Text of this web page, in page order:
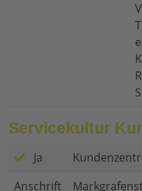
Servicekultur
Ja
Anschrift